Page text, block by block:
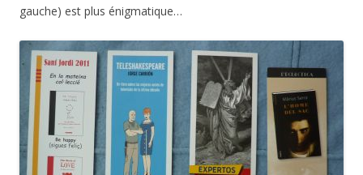
gauche) est plus énigmatique…